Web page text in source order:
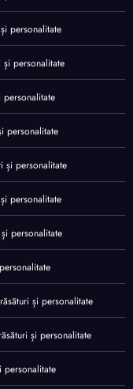
personalitate
și personalitate
personalitate
personalitate
și personalitate
personalitate
personalitate
și personalitate
și personalitate
personalitate